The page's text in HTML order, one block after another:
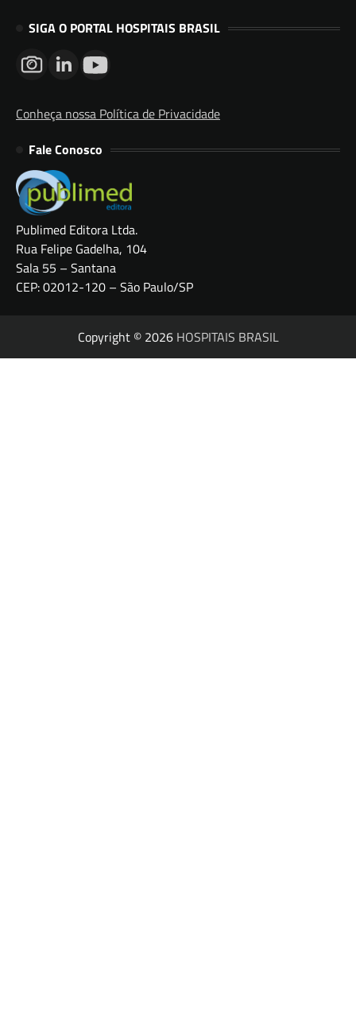
SIGA O PORTAL HOSPITAIS BRASIL
Conheça nossa Política de Privacidade
Fale Conosco
Publimed Editora Ltda.
Rua Felipe Gadelha, 104
Sala 55 – Santana
CEP: 02012-120 – São Paulo/SP
Copyright © 2026 HOSPITAIS BRASIL